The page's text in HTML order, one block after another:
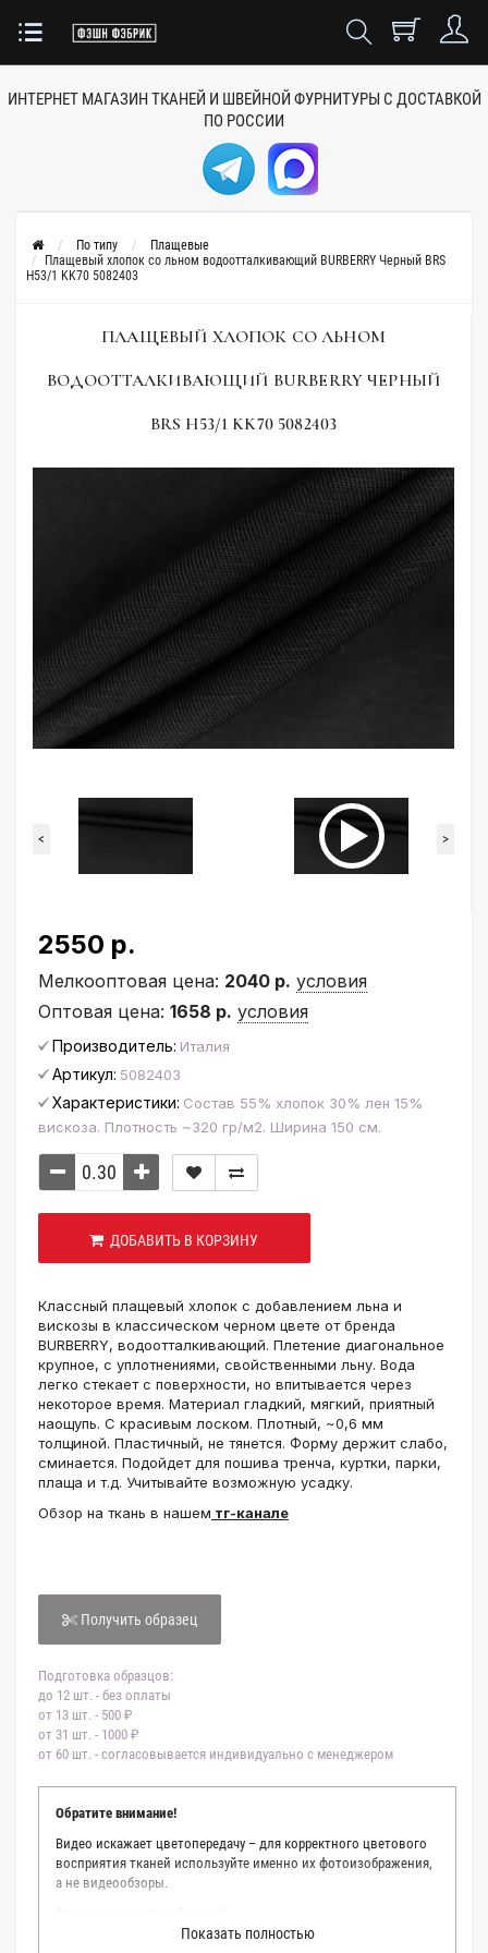
ИНТЕРНЕТ МАГАЗИН ТКАНЕЙ И ШВЕЙНОЙ ФУРНИТУРЫ С ДОСТАВКОЙ
ПО РОССИИ
По типу
Плащевые
Плащевый хлопок со льном водоотталкивающий BURBERRY Черный BRS
H53/1 KK70 5082403
ПЛАЩЕВЫЙ ХЛОПОК СО ЛЬНОМ
ВОДООТТАЛКИВАЮЩИЙ BURBERRY ЧЕРНЫЙ
BRS H53/1 KK70 5082403
< >
2550 р.
Мелкооптовая цена: 2040 р. условия
Оптовая цена: 1658 р. условия
Производитель: Италия
Артикул: 5082403
Характеристики: Состав 55% хлопок 30% лен 15%
вискоза. Плотность ~320 гр/м2. Ширина 150 см.
ДОБАВИТЬ В КОРЗИНУ
Классный плащевый хлопок с добавлением льна и
вискозы в классическом черном цвете от бренда
BURBERRY, водоотталкивающий. Плетение диагональное
крупное, с уплотнениями, свойственными льну. Вода
легко стекает с поверхности, но впитывается через
некоторое время. Материал гладкий, мягкий, приятный
наощупь. С красивым лоском. Плотный, ~0,6 мм
толщиной. Пластичный, не тянется. Форму держит слабо,
сминается. Подойдет для пошива тренча, куртки, парки,
плаща и т.д. Учитывайте возможную усадку.
Обзор на ткань в нашем тг-канале
Получить образец
Подготовка образцов:
до 12 шт. - без оплаты
от 13 шт. - 500 ₽
от 31 шт. - 1000 ₽
от 60 шт. - согласовывается индивидуально с менеджером
Обратите внимание!
Видео искажает цветопередачу – для корректного цветового
восприятия тканей используйте именно их фотоизображения,
а не видеообзоры.
Мы делаем все возможное, чтобы точно описать цвет каждой
Показать полностью